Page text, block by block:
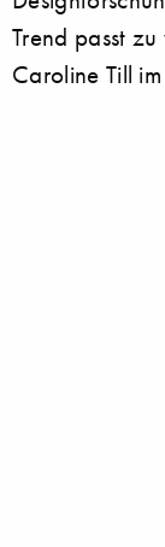
Trend passt
Caroline Till